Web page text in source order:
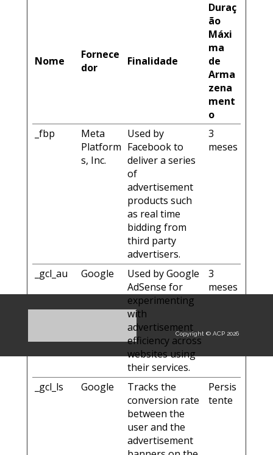
Nome
Fornece
dor
Finalidade
Duraç
ão
Máxi
ma
de
Arma
zena
ment
o
_fbp
Meta
Platform
s, Inc.
Used by
Facebook to
deliver a series
of
advertisement
products such
as real time
bidding from
third party
advertisers.
3
meses
_gcl_au Google
Used by Google
AdSense for
experimenting
with
advertisement
efficiency across
websites using
their services.
3
meses
_gcl_ls Google
Tracks the
conversion rate
between the
user and the
advertisement
Persis
tente
Copyright © ACP 2026